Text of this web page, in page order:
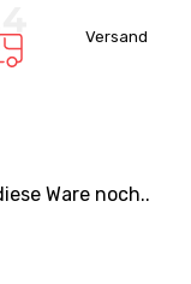
Versand
Ware noch..